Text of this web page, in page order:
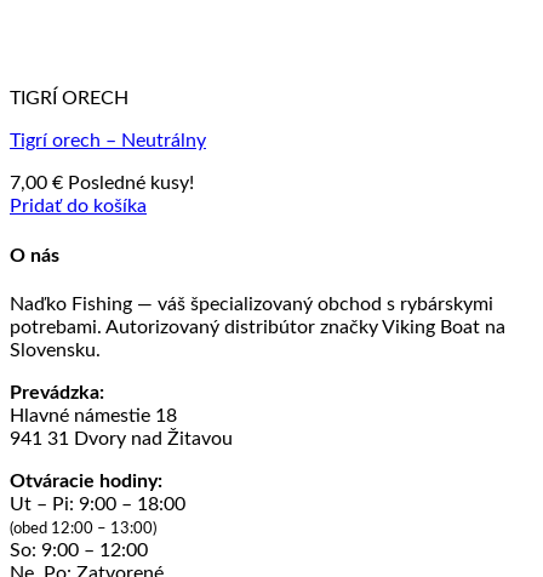
TIGRÍ ORECH
Tigrí orech – Neutrálny
7,00 € Posledné kusy!
Pridať do košíka
O nás
Naďko Fishing — váš špecializovaný obchod s rybárskymi
potrebami. Autorizovaný distribútor značky Viking Boat na
Slovensku.
Prevádzka:
Hlavné námestie 18
941 31 Dvory nad Žitavou
Otváracie hodiny:
Ut – Pi: 9:00 – 18:00
(obed 12:00 – 13:00)
So: 9:00 – 12:00